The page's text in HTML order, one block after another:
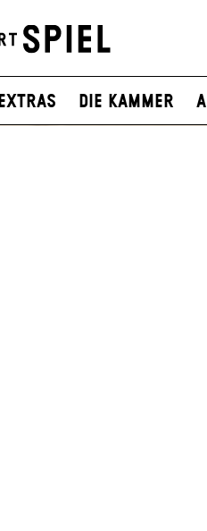
Extras Die Kammer